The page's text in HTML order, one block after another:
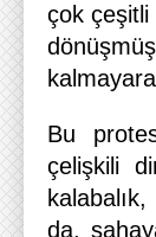
çok çeşitli
Bu
çelişkili
da,